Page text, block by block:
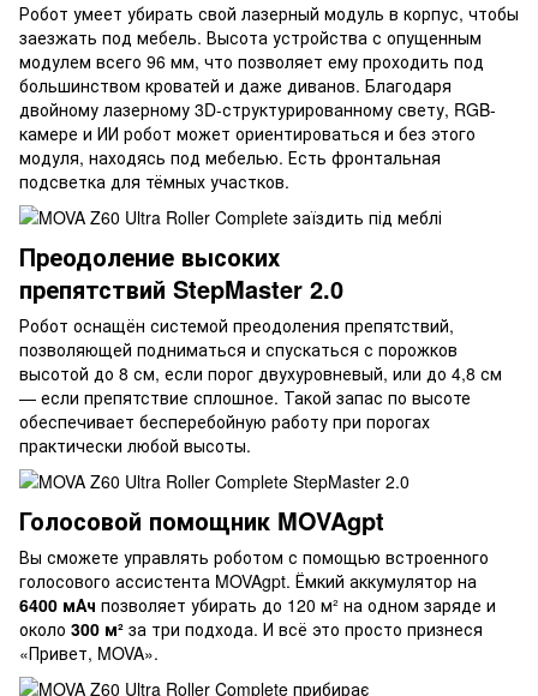
Робот умеет убирать свой лазерный модуль в корпус, чтобы
заезжать под мебель. Высота устройства с опущенным
модулем всего 96 мм, что позволяет ему проходить под
большинством кроватей и даже диванов. Благодаря
двойному лазерному 3D-структурированному свету, RGB-
камере и ИИ робот может ориентироваться и без этого
модуля, находясь под мебелью. Есть фронтальная
подсветка для тёмных участков.
Преодоление высоких
препятствий StepMaster 2.0
Робот оснащён системой преодоления препятствий,
позволяющей подниматься и спускаться с порожков
высотой до 8 см, если порог двухуровневый, или до 4,8 см
— если препятствие сплошное. Такой запас по высоте
обеспечивает бесперебойную работу при порогах
практически любой высоты.
Голосовой помощник MOVAgpt
Вы сможете управлять роботом с помощью встроенного
голосового ассистента MOVAgpt. Ёмкий аккумулятор на
6400 мАч позволяет убирать до 120 м² на одном заряде и
около 300 м² за три подхода. И всё это просто признеся
«Привет, MOVA».